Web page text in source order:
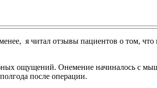
я читал отзывы пациентов о том, что
ощущений. Онемение начиналось с
после операции.